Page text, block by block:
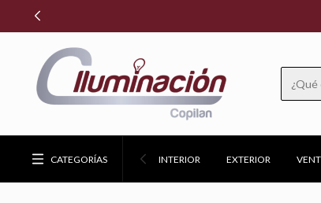
CATEGORÍAS INTERIOR EXTERIOR